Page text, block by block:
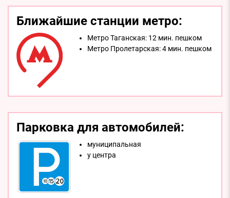
Ближайшие станции метро:
Метро Таганская: 12 мин. пешком
Метро Пролетарская:4 мин. пешком
Парковка для автомобилей:
муниципальная
у центра